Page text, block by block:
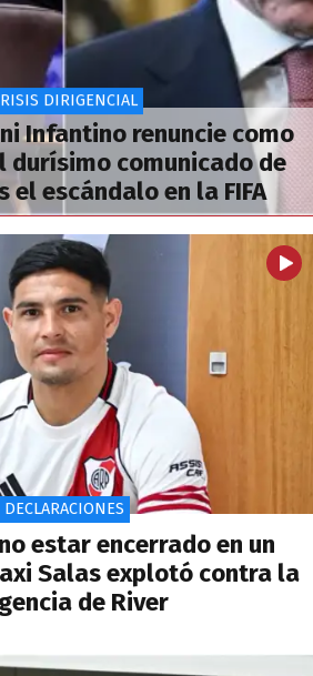
DIRIGENCIAL
Infantino renuncie como
durísimo comunicado de
el escándalo en la FIFA
DECLARACIONES
estar encerrado en un
Salas explotó contra la
de River